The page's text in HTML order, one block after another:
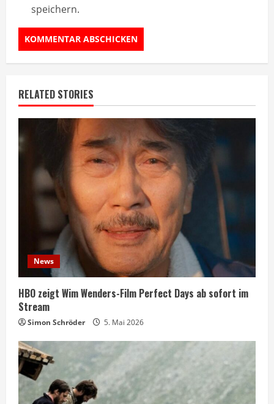
speichern.
RELATED STORIES
News
HBO zeigt Wim Wenders-Film Perfect Days ab sofort im
Stream
Simon Schröder 5. Mai 2026